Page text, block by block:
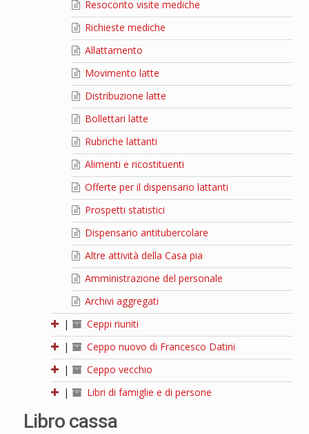
Resoconto visite mediche
Richieste mediche
Allattamento
Movimento latte
Distribuzione latte
Bollettari latte
Rubriche lattanti
Alimenti e ricostituenti
Offerte per il dispensario lattanti
Prospetti statistici
Dispensario antitubercolare
Altre attività della Casa pia
Amministrazione del personale
Archivi aggregati
|
Ceppi riuniti
|
Ceppo nuovo di Francesco Datini
|
Ceppo vecchio
|
Libri di famiglie e di persone
Libro cassa